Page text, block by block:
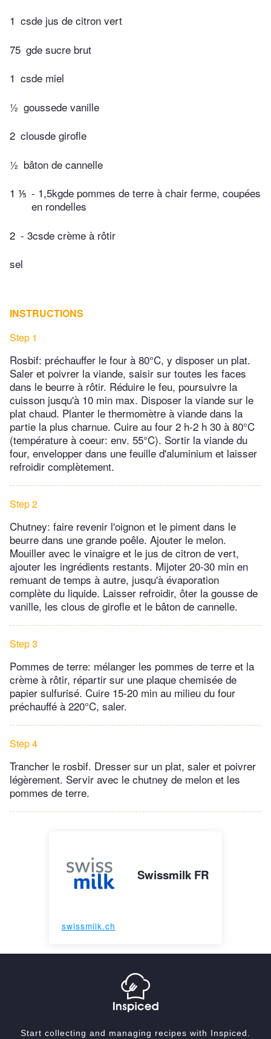
1 csde jus de citron vert
75 gde sucre brut
1 csde miel
½ goussede vanille
2 clousde girofle
½ bâton de cannelle
1 ⅕ - 1,5kgde pommes de terre à chair ferme, coupées
en rondelles
2 - 3csde crème à rôtir
sel
INSTRUCTIONS
Step 1
Rosbif: préchauffer le four à 80°C, y disposer un plat.
Saler et poivrer la viande, saisir sur toutes les faces
dans le beurre à rôtir. Réduire le feu, poursuivre la
cuisson jusqu'à 10 min max. Disposer la viande sur le
plat chaud. Planter le thermomètre à viande dans la
partie la plus charnue. Cuire au four 2 h-2 h 30 à 80°C
(température à coeur: env. 55°C). Sortir la viande du
four, envelopper dans une feuille d'aluminium et laisser
refroidir complètement.
Step 2
Chutney: faire revenir l'oignon et le piment dans le
beurre dans une grande poêle. Ajouter le melon.
Mouiller avec le vinaigre et le jus de citron de vert,
ajouter les ingrédients restants. Mijoter 20-30 min en
remuant de temps à autre, jusqu'à évaporation
complète du liquide. Laisser refroidir, ôter la gousse de
vanille, les clous de girofle et le bâton de cannelle.
Step 3
Pommes de terre: mélanger les pommes de terre et la
crème à rôtir, répartir sur une plaque chemisée de
papier sulfurisé. Cuire 15-20 min au milieu du four
préchauffé à 220°C, saler.
Step 4
Trancher le rosbif. Dresser sur un plat, saler et poivrer
légèrement. Servir avec le chutney de melon et les
pommes de terre.
Swissmilk FR
swissmilk.ch
Start collecting and managing recipes with Inspiced.